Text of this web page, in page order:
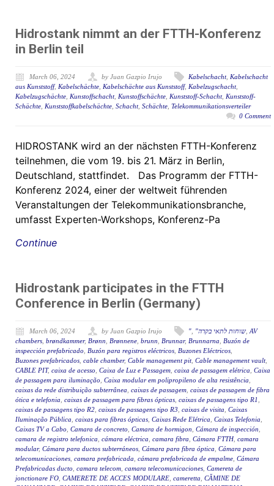
Hidrostank nimmt an der FTTH-Konferenz
in Berlin teil
March 06, 2024 by Juan Gazpio Irujo Kabelschacht, Kabelschacht
aus Kunststoff, Kabelschächte Kabelschächte aus Kunststoff, Kabelzugschacht,
Kabelzugschächte Kunstoffschacht, Kunstoffschächte Kunststoff-Schacht, Kunststoff-
Schächte Kunststoffkabelschächte Schacht, Schächte Telekommunikationsverteiler
0 Comment
HIDROSTANK wird an der nächsten FTTH-Konferenz
teilnehmen, die vom 19. bis 21. März in Berlin,
Deutschland, stattfindet. Das Programm der FTTH-
Konferenz 2024, einer der weltweit führenden
Veranstaltungen der Telekommunikationsbranche,
umfasst Experten-Workshops, Konferenz-Pa
Continue
Hidrostank participates in the FTTH
Conference in Berlin (Germany)
March 06, 2024 by Juan Gazpio Irujo " "שוחות לתאי בקרה AV
chambers brøndkammer, Brønn Brønnene brunn Brunnar, Brunnarna
Buzón de
inspección prefabricado Buzón para registros eléctricos Buzones Eléctricos
Buzones prefabricados cable chamber, Cable management pit, Cable management vault,
CABLE PIT, caixa de acesso Caixa de Luz e Passagem caixa de passagem elétrica Caixa
de passagem para iluminação Caixa modular em polipropileno de alta resistência
caixas da rede distribuição subterrânea caixas de passagem caixas de passagem de fibra
ótica e telefonia caixas de passagem para fibras ópticas caixas de passagens tipo R1
caixas de passagens tipo R2 caixas de passagens tipo R3 caixas de visita Caixas
Iluminação Pública caixas para fibras ópticas Caixas Rede Elétrica Caixas Telefonia
Caixas TV a Cabo Camara de concreto Camara de hormigon Cámara de inspección
camara de registro telefonica cámara eléctrica camara fibra Cámara FTTH, camara
modular, Cámara para ductos subterráneos Cámara para fibra óptica Cámara para
telecomunicaciones camara prefabricada cámara prefabricada de empalme Cámara
Prefabricadas ducto camara telecom camara telecomunicaciones Camereta de
jonctionare FO CAMERETE DE ACCES MODULARE cameretta CĂMINE DE